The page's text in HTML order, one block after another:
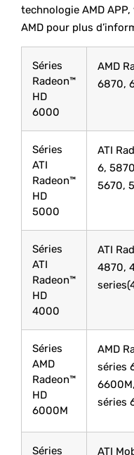
technologie AMD
AMD pour plus
Séries
Radeon™
HD
6000
AMD
6870,
Séries
ATI
Radeon™
HD
5000
ATI
6,
5670,
Séries
ATI
Radeon™
HD
4000
ATI
4870,
Séries
AMD
Radeon™
HD
6000M
AMD
séries
séries
Séries
ATI